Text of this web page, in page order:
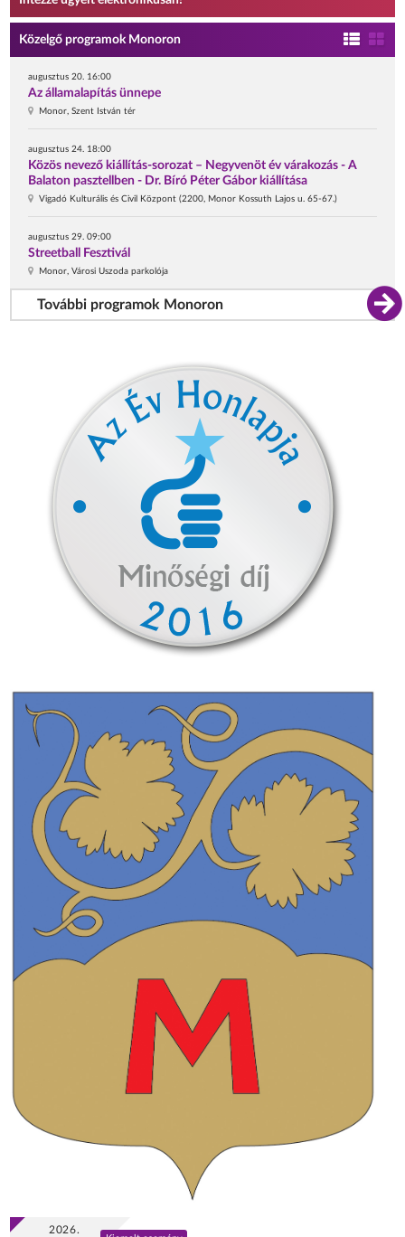
Közelgő programok Monoron
augusztus 20. 16:00
Az államalapítás ünnepe
Monor, Szent István tér
augusztus 24. 18:00
Közös nevező kiállítás-sorozat – Negyvenöt év várakozás - A
Balaton pasztellben - Dr. Bíró Péter Gábor kiállítása
Vigadó Kulturális és Civil Központ (2200, Monor Kossuth Lajos u. 65-67.)
augusztus 29. 09:00
Streetball Fesztivál
Monor, Városi Uszoda parkolója
További programok Monoron
2026.